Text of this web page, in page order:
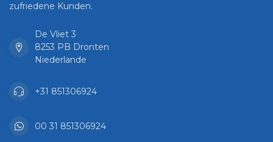
zufriedene Kunden.
De Vliet 3
8253 PB Dronten
Niederlande
+31 851306924
00 31 851306924